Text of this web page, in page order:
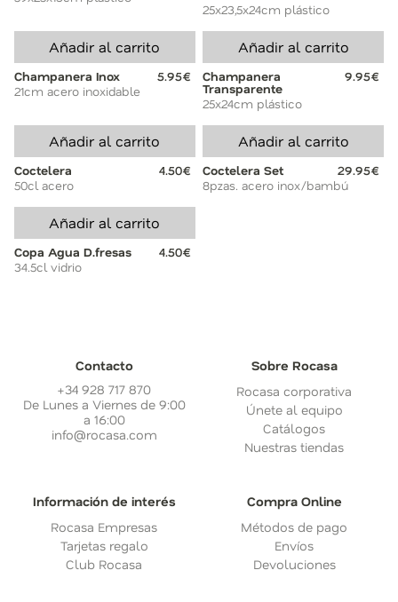
25x23,5x24cm plástico
Añadir al carrito
Champanera Inox
5.95€
21cm acero inoxidable
Añadir al carrito
Champanera
Transparente
9.95€
25x24cm plástico
Añadir al carrito
Coctelera
4.50€
50cl acero
Añadir al carrito
Coctelera Set
29.95€
8pzas. acero inox/bambú
Añadir al carrito
Copa Agua D.fresas
4.50€
34.5cl vidrio
Contacto
+34 928 717 870
De Lunes a Viernes de 9:00
a 16:00
info@rocasa.com
Sobre Rocasa
Rocasa corporativa
Únete al equipo
Catálogos
Nuestras tiendas
Información de interés
Rocasa Empresas
Tarjetas regalo
Club Rocasa
Compra Online
Métodos de pago
Envíos
Devoluciones